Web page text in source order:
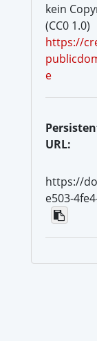
kein
(CC0 1.0)
https://
e
URL:
https://
e503-